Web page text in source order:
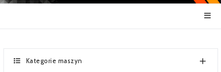
Kategorie maszyn